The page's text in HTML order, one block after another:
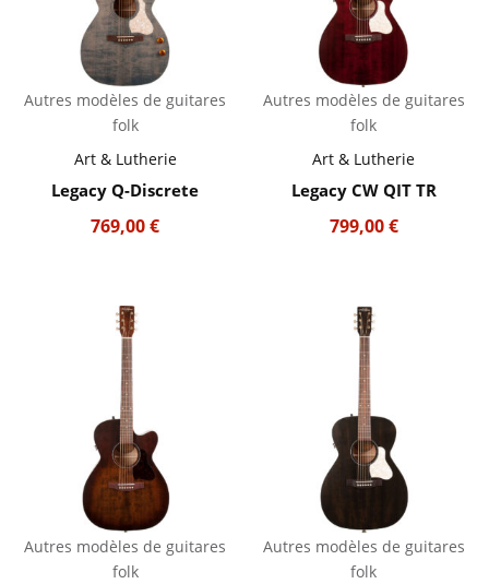
Autres modèles de guitares
folk
Art & Lutherie
Legacy Q-Discrete
769,00€
Autres modèles de guitares
folk
Art & Lutherie
Legacy CW QIT TR
799,00€
Autres modèles de guitares
folk
Autres modèles de guitares
folk